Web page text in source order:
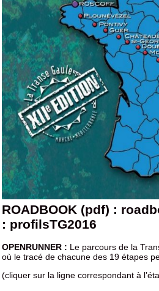
ROADBOOK (pdf) :
: profilsTG2016
OPENRUNNER : Le parcours de la
où le tracé de chacune des 19 étapes
(cliquer sur la ligne correspondant à